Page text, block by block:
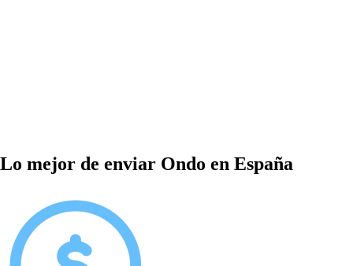
Lo mejor de enviar Ondo en España